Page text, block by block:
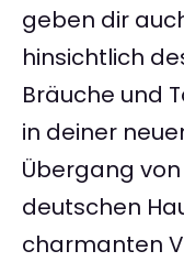
geben dir
hinsichtlich
Bräuche und
in deiner
Übergang
deutschen
charmanten